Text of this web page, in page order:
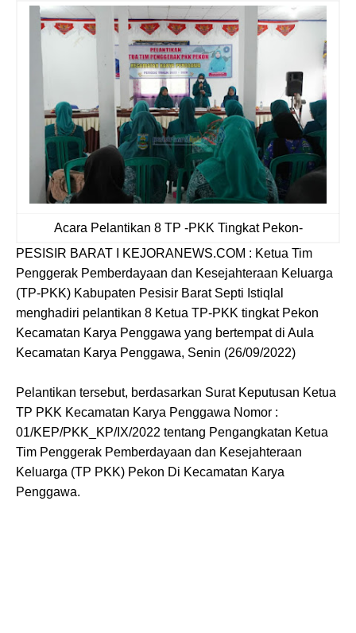
Acara Pelantikan 8 TP -PKK Tingkat Pekon-
PESISIR BARAT I KEJORANEWS.COM : Ketua Tim
Penggerak Pemberdayaan dan Kesejahteraan Keluarga
(TP-PKK) Kabupaten Pesisir Barat Septi Istiqlal
menghadiri pelantikan 8 Ketua TP-PKK tingkat Pekon
Kecamatan Karya Penggawa yang bertempat di Aula
Kecamatan Karya Penggawa, Senin (26/09/2022)
Pelantikan tersebut, berdasarkan Surat Keputusan Ketua
TP PKK Kecamatan Karya Penggawa Nomor :
01/KEP/PKK_KP/IX/2022 tentang Pengangkatan Ketua
Tim Penggerak Pemberdayaan dan Kesejahteraan
Keluarga (TP PKK) Pekon Di Kecamatan Karya
Penggawa.